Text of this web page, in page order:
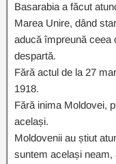
Basarabia a făcut
Marea Unire, dând
aducă împreună ceea
despartă.
Fără actul de la 27
1918.
Fără inima Moldovei,
același.
Moldovenii au știut
suntem același